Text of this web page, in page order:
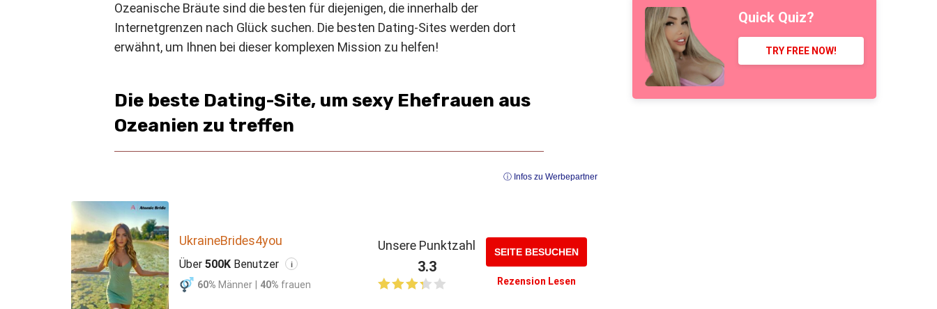
Ozeanische Bräute sind die besten für diejenigen, die innerhalb der
Internetgrenzen nach Glück suchen. Die besten Dating-Sites werden dort
erwähnt, um Ihnen bei dieser komplexen Mission zu helfen!
Die beste Dating-Site, um sexy Ehefrauen aus
Ozeanien zu treffen
ⓘ Infos zu Werbepartner
UkraineBrides4you
Über 500K Benutzer i
60% Männer 40% frauen
Unsere Punktzahl
3.3
SEITE BESUCHEN
Rezension Lesen
Quick Quiz?
TRY FREE NOW!